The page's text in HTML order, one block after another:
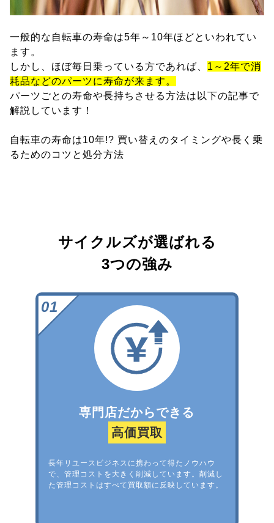
一般的な自転車の寿命は5年～10年ほどといわれてい
ます。
しかし、ほぼ毎日乗っている方であれば、 1～2年で消
耗品などのパーツに寿命が来ます。
パーツごとの寿命や長持ちさせる方法は以下の記事で
解説しています！
自転車の寿命は10年!? 買い替えのタイミングや長く乗
るためのコツと処分方法
サイクルズが選ばれる
3つの強み
専門店だからできる
高価買取
長年リユースビジネスに携わって得たノウハウ
で、管理コストを大きく削減しています。削減し
た管理コストはすべて買取額に反映しています。